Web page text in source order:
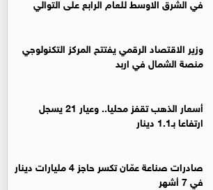
وزير الاقتصاد الرقمي يفتتح المركز التكنولوجي
منصة الشمال في اربد
أسعار الذهب تقفز محليا.. وعيار 21 يسجل
ارتفاعا بـ1.1 دينار
صادرات صناعة عمّان تكسر حاجز 4 مليارات دينار
في 7 أشهر